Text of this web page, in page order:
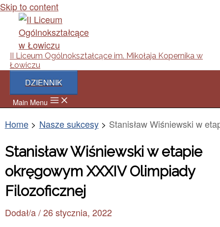
Skip to content
II Liceum Ogólnokształcące im. Mikołaja Kopernika w
Łowiczu
DZIENNIK
Main Menu
Home Nasze sukcesy Stanisław Wiśniewski w
Stanisław Wiśniewski w etapie
okręgowym XXXIV Olimpiady
Filozoficznej
Dodał/a /26 stycznia, 2022